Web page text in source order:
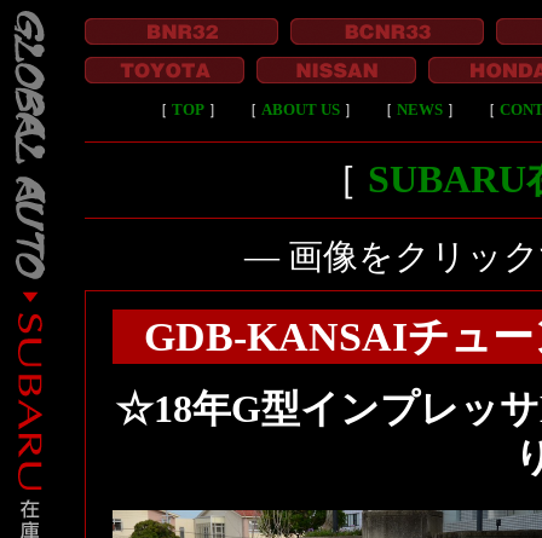
［ TOP］ ［ ABOUT US］ ［ NEWS］ ［
［ SUBARU
― 画像をクリッ
GDB-KANSAIチュー
☆18年G型インプレッ